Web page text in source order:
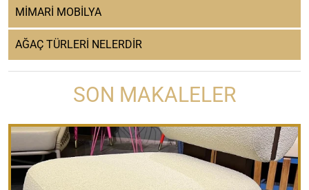
MİMARİ MOBİLYA
AĞAÇ TÜRLERİ NELERDİR
SON MAKALELER